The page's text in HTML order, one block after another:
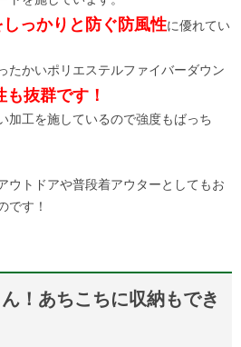
しっかりと防ぐ防風性に優れてい
たかいポリエステルファイバーダウン
も抜群です！
加工を施しているので強度もばっち
ウトドアや普段着アウターとしてもお
です！
！あちこちに収納もでき